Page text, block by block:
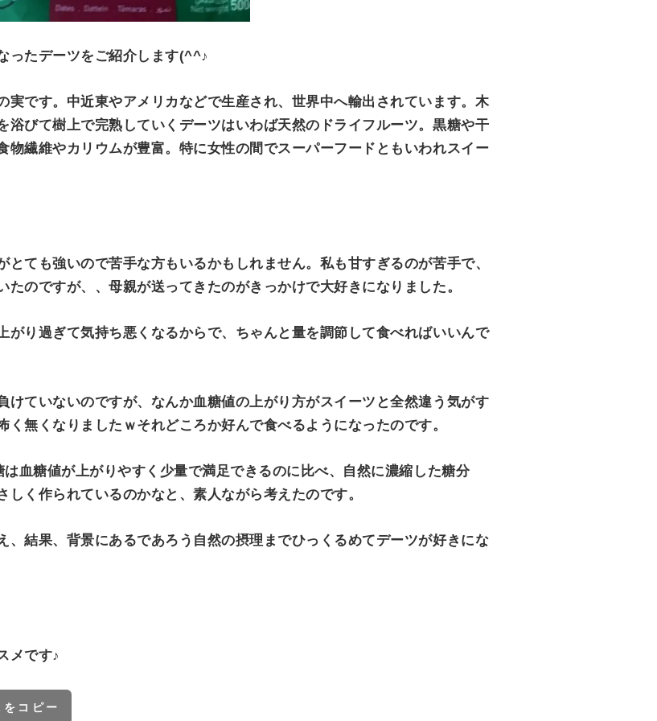
ったデーツをご紹介します(^^♪
実です。中近東やアメリカなどで生産され、世界中へ輸出されています。 木
浴びて樹上で完熟していくデーツはいわば天然のドライフルーツ。黒糖や干
物繊維やカリウムが豊富。特に女性の間でスーパーフードともいわれスイー
ても強いので苦手な方もいるかもしれません。私も甘すぎるのが苦手で、
のですが、、母親が送ってきたのがきっかけで大好きになりました。
がり過ぎて気持ち悪くなるからで、ちゃんと量を調節して食べればいいんで
けていないのですが、なんか血糖値の上がり方がスイーツと全然違う気がす
無くなりましたｗそれどころか好んで食べるようになったのです。
血糖値が上がりやすく少量で満足できるのに比べ、自然に濃縮した糖分
く作られているのかなと、素人ながら考えたのです。
、結果、背景にあるであろう自然の摂理までひっくるめてデーツが好きにな
メです♪
コピー